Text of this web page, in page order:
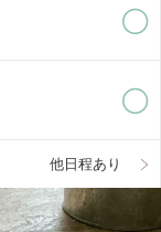
他日程あり